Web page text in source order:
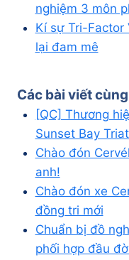
nghiệm 3 môn
Kí sự Tri-Factor
lại đam mê
Các bài viết
[QC] Thương
Sunset Bay
Chào đón
anh!
Chào đón xe
đồng tri mới
Chuẩn bị đồ
phối hợp đầu